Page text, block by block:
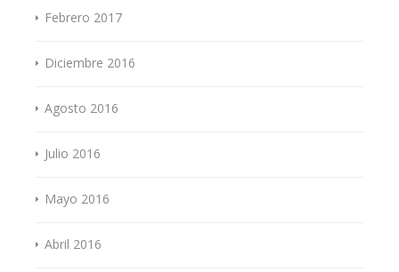
Febrero 2017
Diciembre 2016
Agosto 2016
Julio 2016
Mayo 2016
Abril 2016